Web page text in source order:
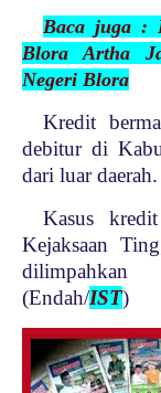
Baca juga :
Blora Artha
Negeri Blora
Kredit
debitur di
dari luar daerah.
Kasus
Kejaksaan
(Endah/IST)